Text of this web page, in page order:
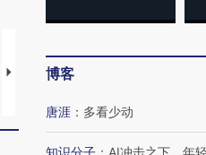
马航飞行员跨国走私7万
博客
唐涯 ： 多看少动
知识分子 ： AI冲击之下，年